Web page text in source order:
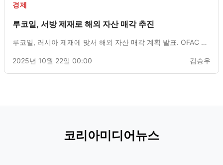
경제
루코일, 서방 제재로 해외 자산 매각 추진
루코일, 러시아 제재에 맞서 해외 자산 매각 계획 발표. OFAC 정
2025년 10월 22일 00:00
김승우
코리아미디어뉴스